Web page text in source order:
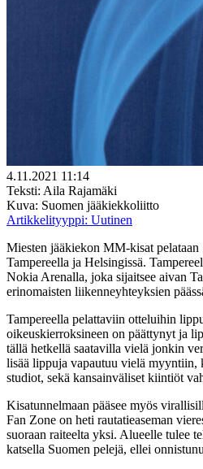
4.11.2021 11:14
Teksti: Aila Rajamäki
Kuva: Suomen jääkiekkoliitto
Artikkelityyppi: Uutinen
Miesten jääkiekon MM-kisat
Tampereella ja Helsingissä.
Nokia Arenalla, joka sijaitsee aivan
erinomaisten liikenneyhteyksien
Tampereella pelattaviin otteluihin
oikeuskierroksineen on päättynyt ja
tällä hetkellä saatavilla vielä jonkin
lisää lippuja vapautuu vielä myyntiin,
studiot, sekä kansainväliset kiintiöt
Kisatunnelmaan pääsee myös
Fan Zone on heti rautatieaseman
suoraan raiteelta yksi. Alueelle tulee
katsella Suomen pelejä, ellei